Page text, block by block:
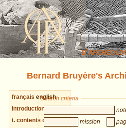
Bernard Bruyère's
français english
introduction diaries
t. contents diaries
Search criteria
mission